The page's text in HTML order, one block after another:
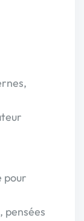
pour
pensées